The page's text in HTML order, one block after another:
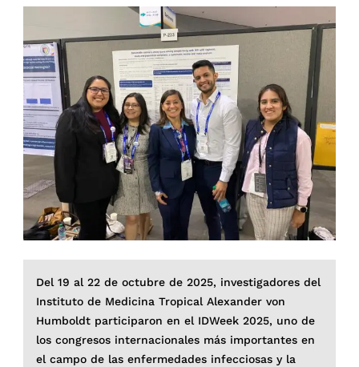
Del 19 al 22 de octubre de 2025, investigadores del
Instituto de Medicina Tropical Alexander von
Humboldt participaron en el IDWeek 2025, uno de
los congresos internacionales más importantes en
el campo de las enfermedades infecciosas y la